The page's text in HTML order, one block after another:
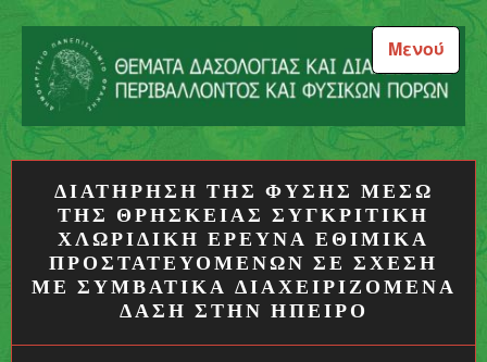
Μεταπηδήστε
περιεχόμενο
Θέματα Δασολογίας και
Διαχείρισης Περιβάλλοντος
και Φυσικών Πόρων
Μενού
ΔΙΑΤΗΡΗΣΗ ΤΗΣ ΦΥΣΗΣ ΜΕΣΩ
ΤΗΣ ΘΡΗΣΚΕΙΑΣ ΣΥΓΚΡΙΤΙΚΗ
ΧΛΩΡΙΔΙΚΗ ΕΡΕΥΝΑ ΕΘΙΜΙΚΑ
ΠΡΟΣΤΑΤΕΥΟΜΕΝΩΝ ΣΕ ΣΧΕΣΗ
ΜΕ ΣΥΜΒΑΤΙΚΑ ΔΙΑΧΕΙΡΙΖΟΜΕΝΑ
ΔΑΣΗ ΣΤΗΝ ΗΠΕΙΡΟ